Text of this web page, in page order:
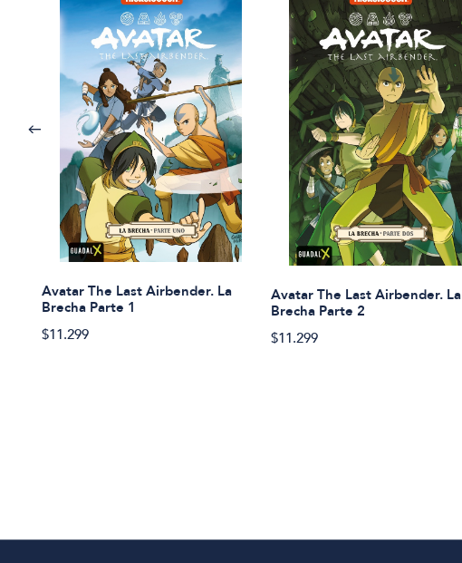
Avatar The Last Airbender. La
Brecha Parte 1
$11.299
Avatar The Last Airbender. La
Brecha Parte 2
$11.299